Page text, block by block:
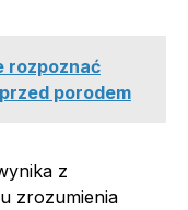
rozpoznać
porodem
z
zrozumienia